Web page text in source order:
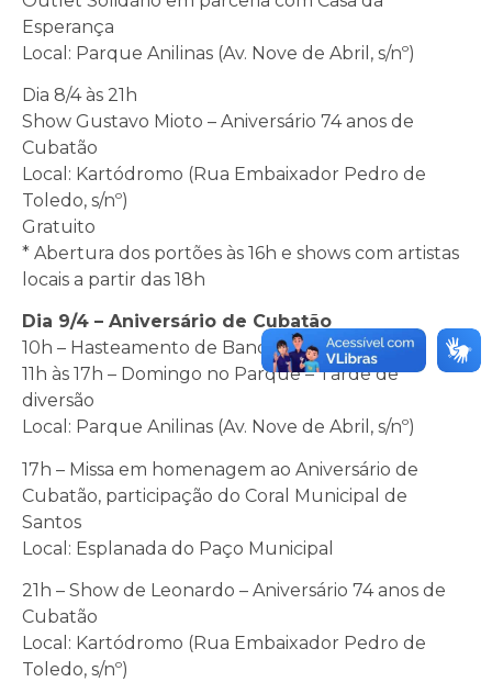
Esperança
Local: Parque Anilinas (Av. Nove de Abril, s/nº)
Dia 8/4 às 21h
Show Gustavo Mioto – Aniversário 74 anos de
Cubatão
Local: Kartódromo (Rua Embaixador Pedro de
Toledo, s/nº)
Gratuito
* Abertura dos portões às 16h e shows com artistas
locais a partir das 18h
Dia 9/4 – Aniversário de Cubatão
10h – Hasteamento de Bandeiras
11h às 17h – Domingo no Parque – Tarde de
diversão
Local: Parque Anilinas (Av. Nove de Abril, s/nº)
17h – Missa em homenagem ao Aniversário de
Cubatão, participação do Coral Municipal de
Santos
Local: Esplanada do Paço Municipal
21h – Show de Leonardo – Aniversário 74 anos de
Cubatão
Local: Kartódromo (Rua Embaixador Pedro de
Toledo, s/nº)